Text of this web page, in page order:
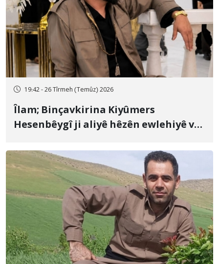
19:42 - 26 Tîrmeh (Temûz) 2026
Îlam; Binçavkirina Kiyûmers
Hesenbêygî ji aliyê hêzên ewlehiyê ve